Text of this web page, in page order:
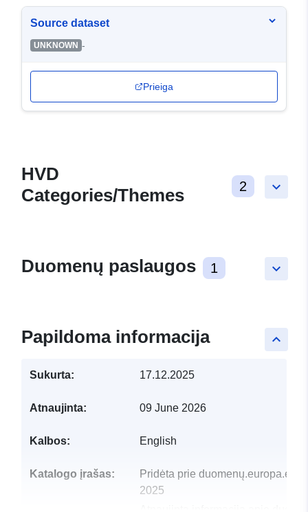
Source dataset
UNKNOWN -
Prieiga
keyboard_arrow_down
HVD
Categories/Themes
2
keyboard_arrow_down
Duomenų paslaugos 1
keyboard_arrow_up
Papildoma informacija
Sukurta: 17.12.2025
Atnaujinta: 09 June 2026
Kalbos: English
Katalogo įrašas: Pridėta prie duomenų.europa.eu:
2025